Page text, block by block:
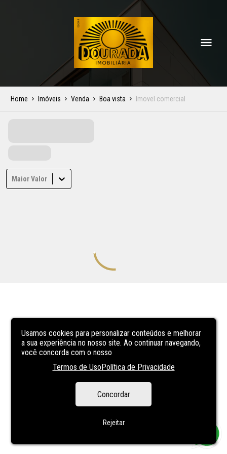
Usamos cookies para personalizar conteúdos e melhorar
a sua experiência no nosso site. Ao continuar navegando,
você concorda com o nosso
Termos de UsoPolítica de Privacidade
Concordar
Rejeitar
Home Imóveis Venda Boa vista Imovel comercial
Maior Valor